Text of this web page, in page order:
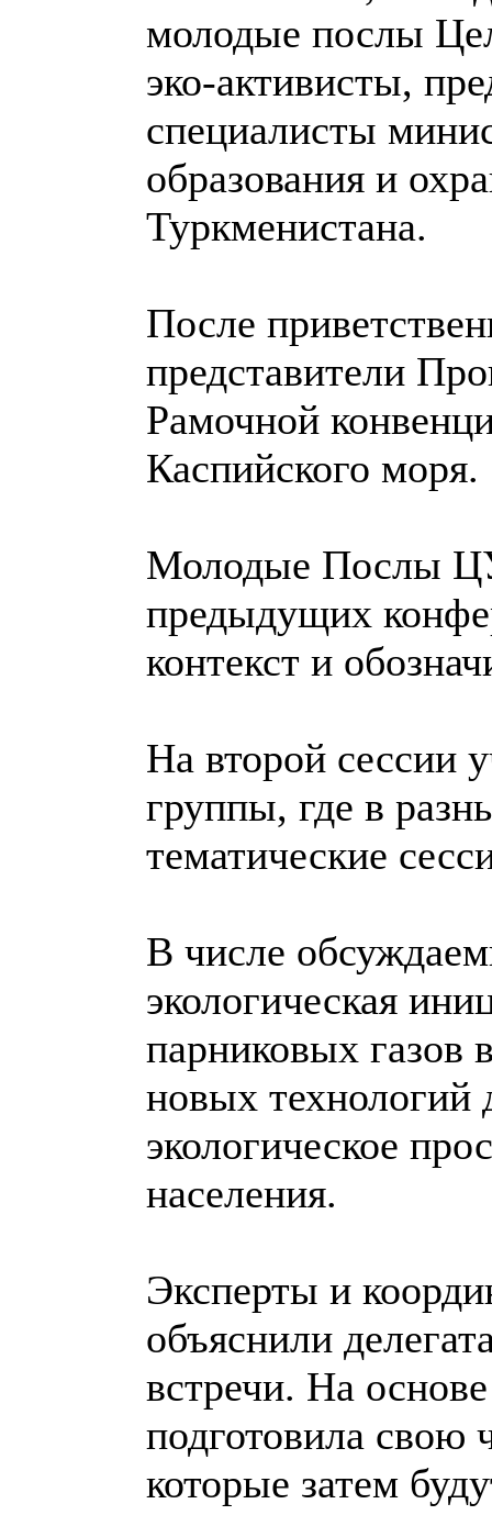
молодые послы
эко-активисты,
специалисты
образования и
Туркменистана.
После
представители
Рамочной
Каспийского моря.
Молодые Послы
предыдущих
контекст и
На второй сессии
группы, где в
тематические
В числе
экологическая
парниковых газов
новых технологий
экологическое
населения.
Эксперты и
объяснили
встречи. На
подготовила свою
которые затем